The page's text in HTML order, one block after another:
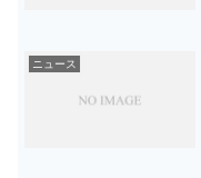
ニュース